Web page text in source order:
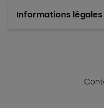
Informations légales